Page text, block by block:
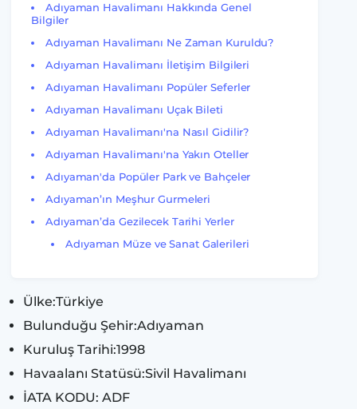
Adıyaman Havalimanı Hakkında Genel
Bilgiler
Adıyaman Havalimanı Ne Zaman Kuruldu?
Adıyaman Havalimanı İletişim Bilgileri
Adıyaman Havalimanı Popüler Seferler
Adıyaman Havalimanı Uçak Bileti
Adıyaman Havalimanı'na Nasıl Gidilir?
Adıyaman Havalimanı'na Yakın Oteller
Adıyaman'da Popüler Park ve Bahçeler
Adıyaman’ın Meşhur Gurmeleri
Adıyaman’da Gezilecek Tarihi Yerler
Adıyaman Müze ve Sanat Galerileri
Ülke:Türkiye
Bulunduğu Şehir:Adıyaman
Kuruluş Tarihi:1998
Havaalanı Statüsü:Sivil Havalimanı
İATA KODU: ADF